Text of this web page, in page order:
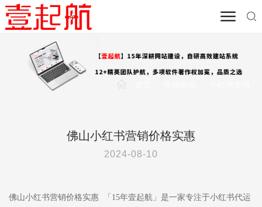
佛山小红书营销价格实惠
2024-08-10
佛山小红书营销价格实惠 「15年壹起航」是一家专注于小红书代运